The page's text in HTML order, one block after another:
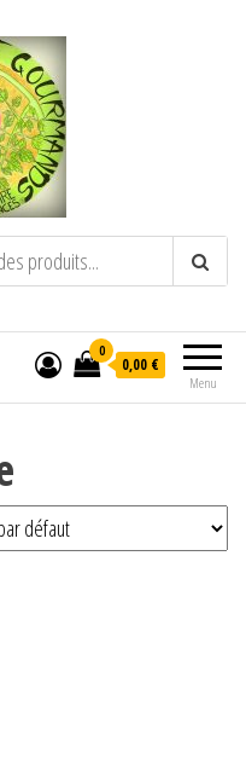
Semence paysanne naturelle
Menu
0
0,00 €